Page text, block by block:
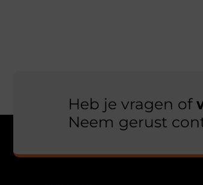
Heb je vragen of
Neem gerust